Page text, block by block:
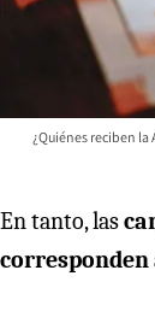
¿Quiénes reciben la
En tanto, las
corresponden